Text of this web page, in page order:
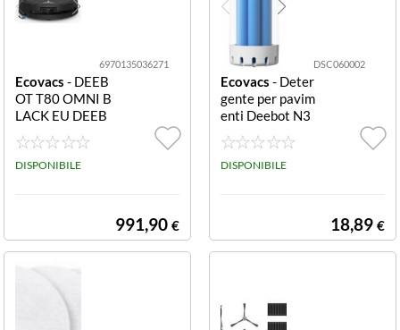
ogia TrueMappi
6970135036271
Ecovacs - DEEB
OT T80 OMNI B
LACK EU DEEB
OT T80 OMNI B
LACK
DISPONIBILE
991,90 €
DSC060002
Ecovacs - Deter
gente per pavim
enti Deebot N3
0 Pro Omni 6 pz
DEEBOT N30 P
RO OMNI - Soli
DISPONIBILE
18,89 €